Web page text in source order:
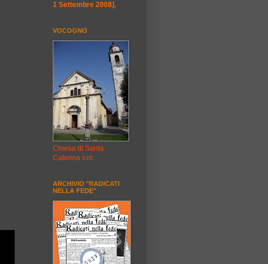
1 Settembre 2008].
VOCOGNO
Chiesa di Santa
Caterina v.m.
ARCHIVIO "RADICATI
NELLA FEDE"